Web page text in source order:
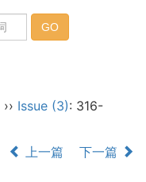
›› Issue (3): 316-
上一篇 下一篇